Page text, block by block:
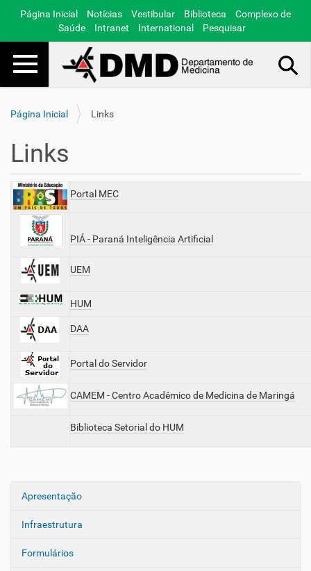
Página Inicial Notícias Vestibular Biblioteca
Complexo de
Saúde
Intranet International Pesquisar
Toggle navigation
Página Inicial
Links
N
e
Apresentação
Infraestrutura
Formulários
Links
Portal MEC
PIÁ - Paraná Inteligência Artificial
UEM
HUM
DAA
Portal do Servidor
CAMEM - Centro Acadêmico de Medicina de Maringá
Biblioteca Setorial do HUM